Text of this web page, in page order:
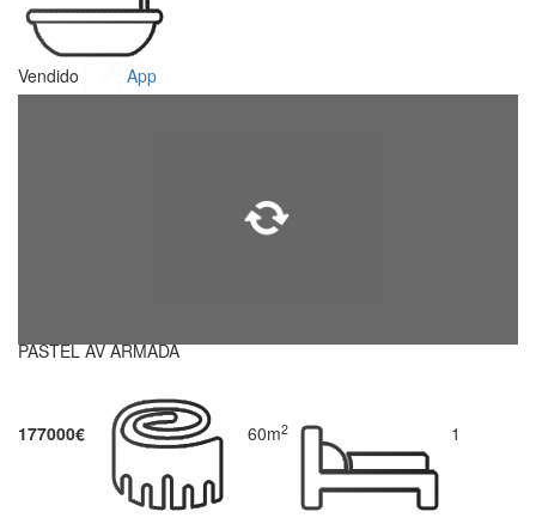
Vendido App
PASTEL AV ARMADA
177000€ 60m2 1